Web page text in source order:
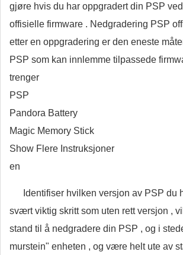
gjøre hvis du har oppgradert din PSP
offisielle firmware . Nedgradering PSP
etter en oppgradering er den eneste
PSP som kan innlemme tilpassede
trenger
PSP
Pandora Battery
Magic Memory Stick
Show Flere Instruksjoner
en
Identifiser hvilken versjon av PSP du
svært viktig skritt som uten rett versjon ,
stand til å nedgradere din PSP , og i
murstein" enheten , og være helt ute av